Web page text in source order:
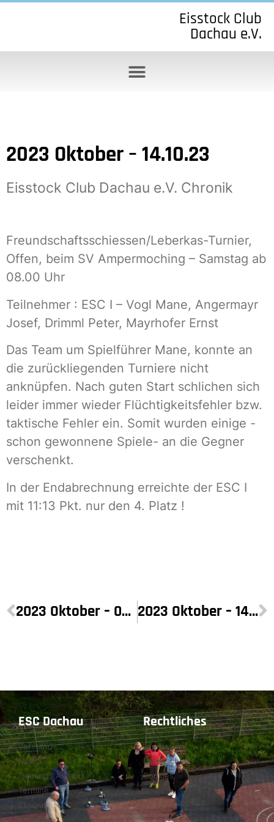
Eisstock Club
Dachau e.V.
2023 Oktober – 14.10.23
Eisstock Club Dachau e.V. Chronik
Freundschaftsschiessen/Leberkas-Turnier,
Offen, beim SV Ampermoching – Samstag ab
08.00 Uhr
Teilnehmer : ESC I – Vogl Mane, Angermayr
Josef, Drimml Peter, Mayrhofer Ernst
Das Team um Spielführer Mane, konnte an
die zurückliegenden Turniere nicht
anknüpfen. Nach guten Start schlichen sich
leider immer wieder Flüchtigkeitsfehler bzw.
taktische Fehler ein. Somit wurden einige -
schon gewonnene Spiele- an die Gegner
verschenkt.
In der Endabrechnung erreichte der ESC I
mit 11:13 Pkt. nur den 4. Platz !
2023 Oktober – 06.10.23 2023 Oktober – 14.10.23
ESC Dachau
Vorstand
News
Training / Anfahrt
Termine
Chronik
Gallerie
Rechtliches
Impressum
Datenschutz
Cookies